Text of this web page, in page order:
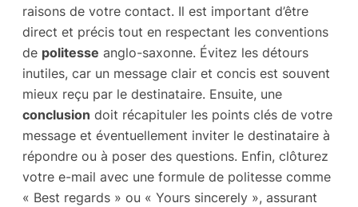
raisons de votre contact. Il est important d’être
direct et précis tout en respectant les conventions
de politesse anglo-saxonne. Évitez les détours
inutiles, car un message clair et concis est souvent
mieux reçu par le destinataire. Ensuite, une
conclusion doit récapituler les points clés de votre
message et éventuellement inviter le destinataire à
répondre ou à poser des questions. Enfin, clôturez
votre e-mail avec une formule de politesse comme
« Best regards » ou « Yours sincerely », assurant